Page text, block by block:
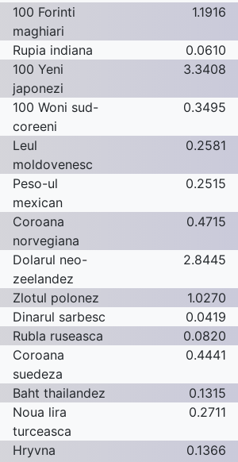
100 Forinti
maghiari
1.1916
Rupia indiana
0.0610
100 Yeni
japonezi
3.3408
100 Woni sud-
coreeni
0.3495
Leul
moldovenesc
0.2581
Peso-ul
mexican
0.2515
Coroana
norvegiana
0.4715
Dolarul neo-
zeelandez
2.8445
Zlotul polonez
1.0270
Dinarul sarbesc
0.0419
Rubla ruseasca
0.0820
Coroana
suedeza
0.4441
Baht thailandez
0.1315
Noua lira
turceasca
0.2711
Hryvna
0.1366